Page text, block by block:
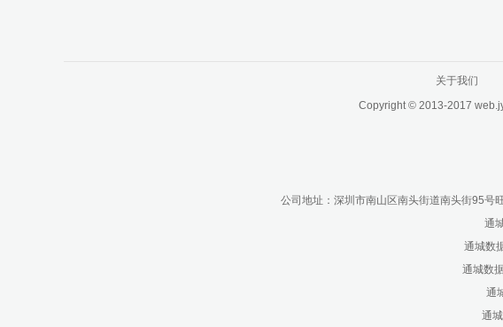
关于我们
Copyright © 2013-2017
公司地址：深圳市南山区南头街道南头街95
通
通城数
通城数
通
通